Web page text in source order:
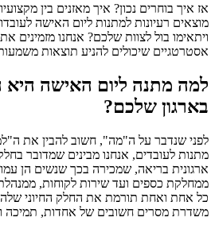
אז איך בוחרים נכון? איך מאזנים בין
מוצאים רעיונות למתנות ליום האישה
ויתאימו בול לצוות שלכם? אנחנו מזמינים
אסטרטגיים שיכולים להניע תוצאות
למה מתנה ליום האישה
בארגון שלכם?
לפני שנדבר על ה"מה", חשוב להבין את
מתנות לעובדים, אנחנו מבינים שמדובר
ארגונית בריאה, שמכירה בכך שנשים הן
ממחלקת כספים ועד שירות לקוחות,
כל אחת ואחת תורמת את החלק החיוני
משדרת מסרים חשובים של אחדות, תמיכה